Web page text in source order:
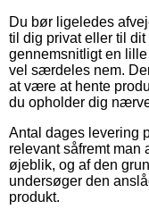
Du bør ligeledes
til dig privat eller til
gennemsnitligt en
vel særdeles nem.
at være at hente
du opholder dig
Antal dages levering
relevant såfremt man
øjeblik, og af den
undersøger den
produkt.